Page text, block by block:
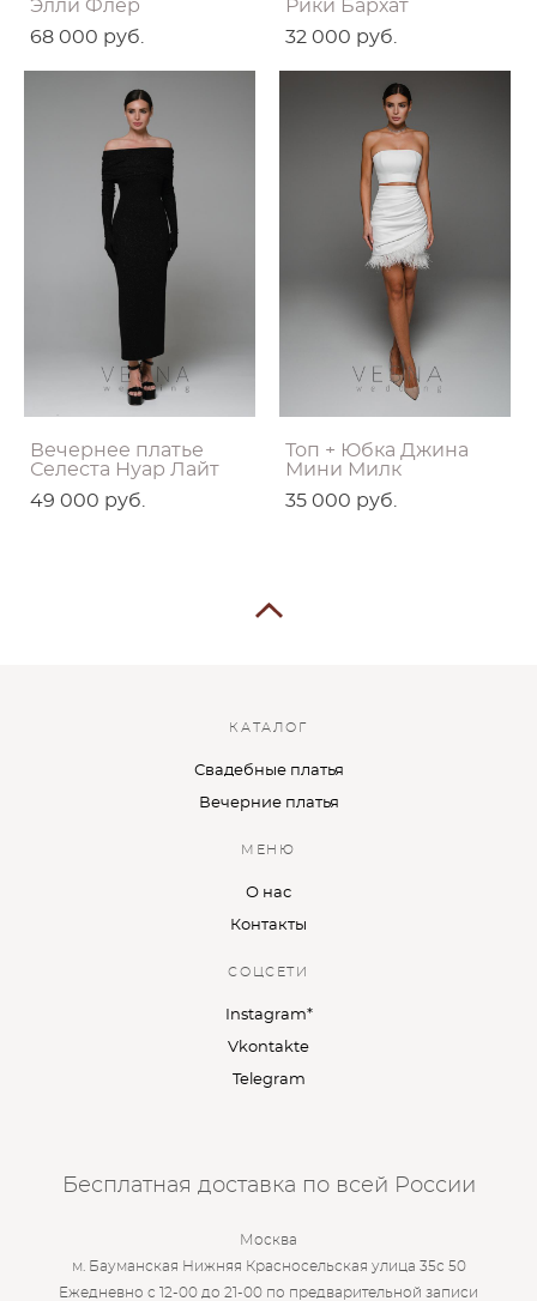
Элли Флер
68 000 pуб.
Рики Бархат
32 000 pуб.
Вечернее платье
Селеста Нуар Лайт
49 000 pуб.
Топ + Юбка Джина
Мини Милк
35 000 pуб.
КАТАЛОГ
Свадебные платья
Вечерние платья
МЕНЮ
О нас
Контакты
СОЦСЕТИ
Instagram*
Vkontakte
Telegram
Бесплатная доставка по всей России
Москва
м. Бауманская Нижняя Красносельская улица 35с 50
Ежедневно с 12-00 до 21-00 по предварительной записи